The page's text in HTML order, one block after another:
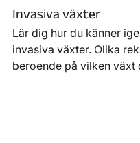
Invasiva växter
Lär dig hur du känner
invasiva växter. Olika
beroende på vilken växt